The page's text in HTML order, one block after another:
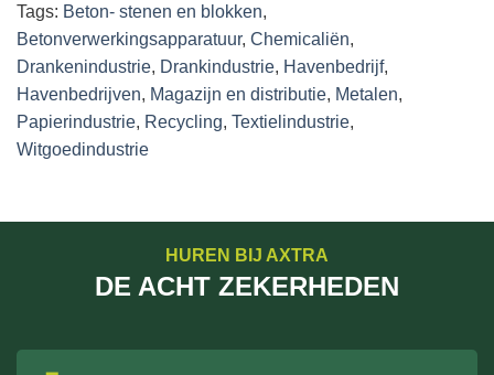
Tags: Beton- stenen en blokken,
Betonverwerkingsapparatuur, Chemicaliën,
Drankenindustrie, Drankindustrie, Havenbedrijf,
Havenbedrijven, Magazijn en distributie, Metalen,
Papierindustrie, Recycling, Textielindustrie,
Witgoedindustrie
HUREN BIJ AXTRA
DE ACHT ZEKERHEDEN